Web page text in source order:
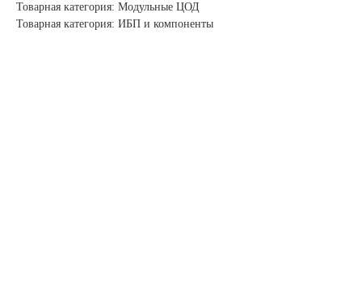
Товарная категория: Модульные ЦОД
Товарная категория: ИБП и компоненты